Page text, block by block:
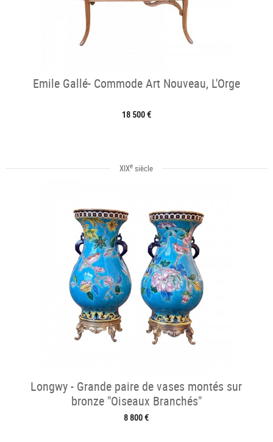
Emile Gallé- Commode Art Nouveau, L'Orge
18 500 €
XIXe siècle
Longwy - Grande paire de vases montés sur
bronze "Oiseaux Branchés"
8 800 €